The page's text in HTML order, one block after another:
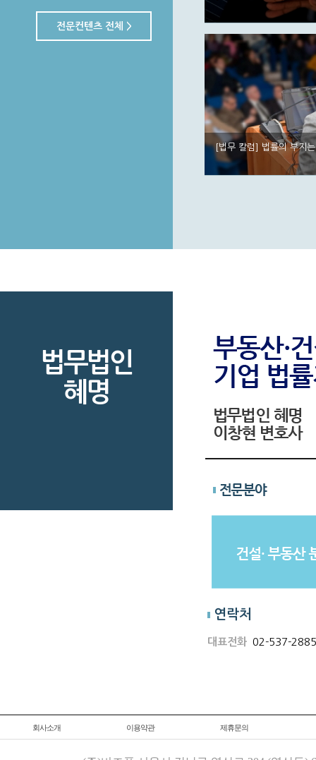
[변호사 해설] 지불각서(
가가이드북)
사용계약서
전문컨텐츠 전체 >
[법무 칼럼] 법률의 부지
법무법인
혜명
연락처
대표전화 02-537-2885
회사소개 이용약관 제휴문의